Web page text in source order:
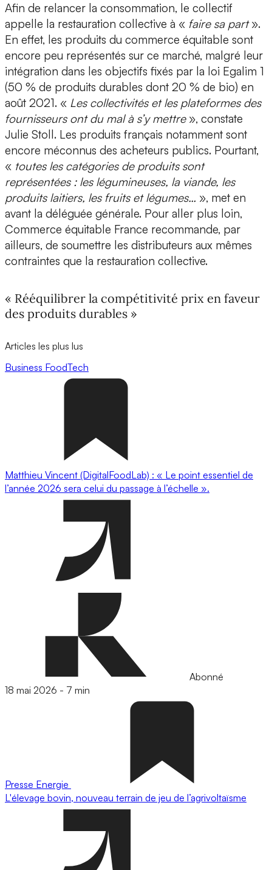
Afin de relancer la consommation, le collectif
appelle la restauration collective à « faire sa part».
En effet, les produits du commerce équitable sont
encore peu représentés sur ce marché, malgré leur
intégration dans les objectifs fixés par la loi Egalim 1
(50 % de produits durables dont 20 % de bio) en
août 2021. « Les collectivités et les plateformes des
fournisseurs ont du mal à s’y mettre», constate
Julie Stoll. Les produits français notamment sont
encore méconnus des acheteurs publics. Pourtant,
« toutes les catégories de produits sont
représentées : les légumineuses, la viande, les
produits laitiers, les fruits et légumes… », met en
avant la déléguée générale. Pour aller plus loin,
Commerce équitable France recommande, par
ailleurs, de soumettre les distributeurs aux mêmes
contraintes que la restauration collective.
« Rééquilibrer la compétitivité prix en faveur
des produits durables »
Articles les plus lus
Business FoodTech
Matthieu Vincent (DigitalFoodLab) : « Le point essentiel de
l’année 2026 sera celui du passage à l’échelle ».
Abonné
18 mai 2026 - 7 min
Presse Energie
L'élevage bovin, nouveau terrain de jeu de l’agrivoltaïsme